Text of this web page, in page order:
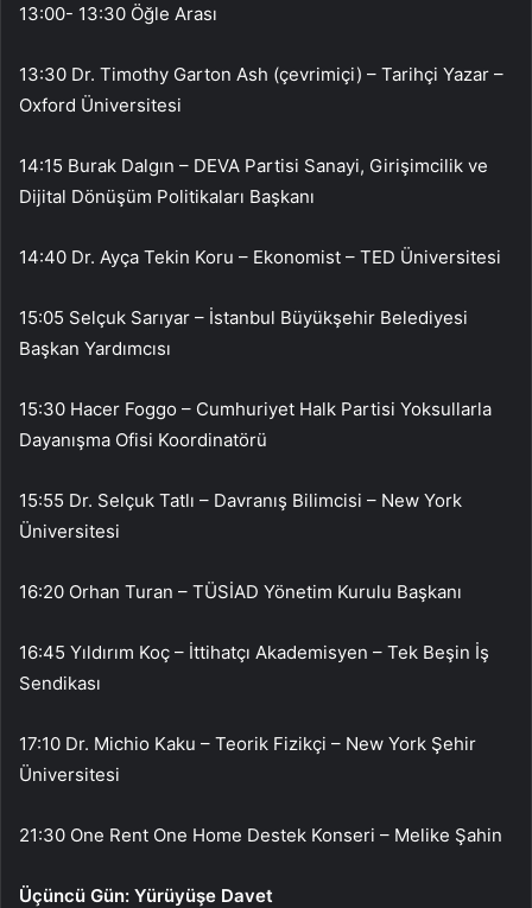
13:00- 13:30 Öğle Arası
13:30 Dr. Timothy Garton Ash (çevrimiçi) – Tarihçi Yazar –
Oxford Üniversitesi
14:15 Burak Dalgın – DEVA Partisi Sanayi, Girişimcilik ve
Dijital Dönüşüm Politikaları Başkanı
14:40 Dr. Ayça Tekin Koru – Ekonomist – TED Üniversitesi
15:05 Selçuk Sarıyar – İstanbul Büyükşehir Belediyesi
Başkan Yardımcısı
15:30 Hacer Foggo – Cumhuriyet Halk Partisi Yoksullarla
Dayanışma Ofisi Koordinatörü
15:55 Dr. Selçuk Tatlı – Davranış Bilimcisi – New York
Üniversitesi
16:20 Orhan Turan – TÜSİAD Yönetim Kurulu Başkanı
16:45 Yıldırım Koç – İttihatçı Akademisyen – Tek Beşin İş
Sendikası
17:10 Dr. Michio Kaku – Teorik Fizikçi – New York Şehir
Üniversitesi
21:30 One Rent One Home Destek Konseri – Melike Şahin
Üçüncü Gün: Yürüyüşe Davet